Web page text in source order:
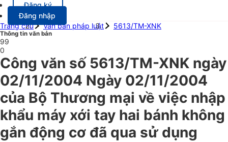
Đăng ký
Đăng nhập
Trang chủ
Văn bản pháp luật 5613/TM-XNK
Thông tin văn bản
99
0
Công văn số 5613/TM-XNK ngày
02/11/2004 Ngày 02/11/2004
của Bộ Thương mại về việc nhập
khẩu máy xới tay hai bánh không
gắn động cơ đã qua sử dụng